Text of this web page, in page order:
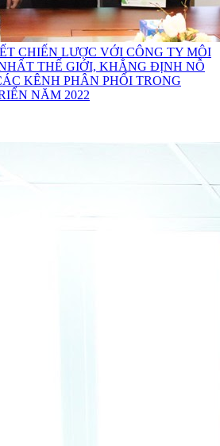
CHIẾN LƯỢC VỚI CÔNG TY MÔI
THẾ GIỚI, KHẲNG ĐỊNH NỖ
KÊNH PHÂN PHỐI TRONG
NĂM 2022